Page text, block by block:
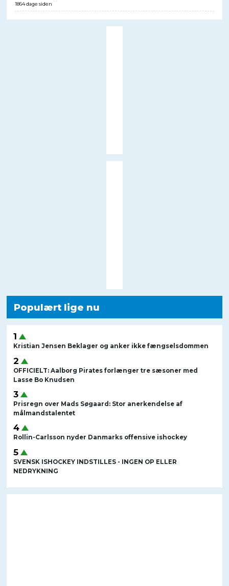
1864 dage siden
Populært lige nu
Kristian Jensen Beklager og anker ikke fængselsdommen
OFFICIELT: Aalborg Pirates forlænger tre sæsoner med
Lasse Bo Knudsen
Prisregn over Mads Søgaard: Stor anerkendelse af
målmandstalentet
Rollin-Carlsson nyder Danmarks offensive ishockey
SVENSK ISHOCKEY INDSTILLES - INGEN OP ELLER
NEDRYKNING